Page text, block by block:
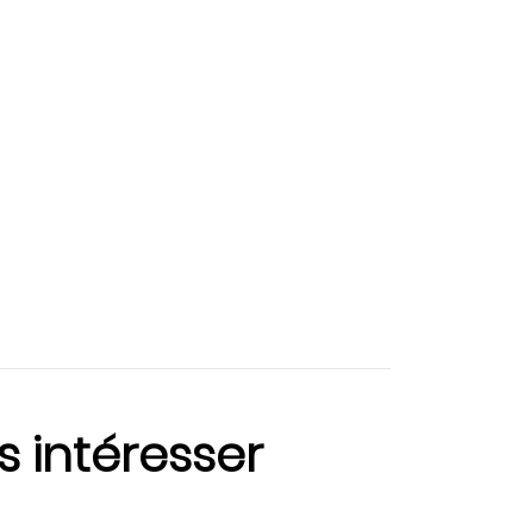
intéresser